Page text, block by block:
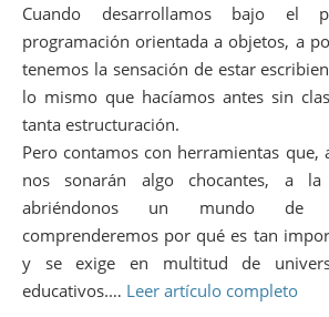
Cuando desarrollamos bajo el
programación orientada a objetos, a
tenemos la sensación de estar
lo mismo que hacíamos antes sin
tanta estructuración.
Pero contamos con herramientas que,
nos sonarán algo chocantes, a la
abriéndonos un mundo de
comprenderemos por qué es tan
y se exige en multitud de
educativos.… Leer artículo completo